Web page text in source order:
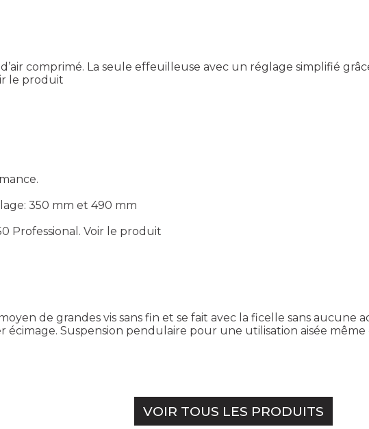
comprimé. La seule effeuilleuse avec un réglage simplifié
le produit
350 mm et 490 mm
Professional. Voir le produit
de grandes vis sans fin et se fait avec la ficelle sans aucune
Suspension pendulaire pour une utilisation aisée
VOIR TOUS LES PRODUITS